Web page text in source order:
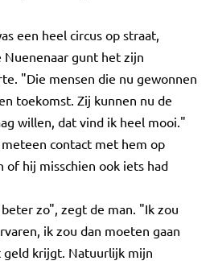
een heel circus op straat,
Nuenenaar gunt het zijn
"Die mensen die nu gewonnen
toekomst. Zij kunnen nu de
willen, dat vind ik heel mooi."
contact met hem op
hij misschien ook iets had
zo", zegt de man. "Ik zou
ik zou dan moeten gaan
geld krijgt. Natuurlijk mijn